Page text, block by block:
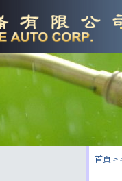
首頁 >